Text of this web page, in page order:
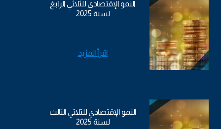
النمو الإقتصادي للثلاثي الرابغ
لسنة 2025
اقرأ المزيد
النمو الإقتصادي للثلاثي الثالث
لسنة 2025